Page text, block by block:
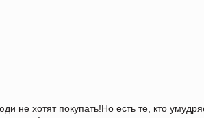
не хотят покупать!Но есть те, кто